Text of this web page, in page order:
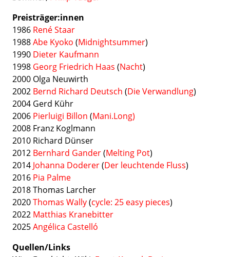
Preisträger:innen
1986 René Staar
1988Abe Kyoko (Midnightsummer)
1990 Dieter Kaufmann
1998 Georg Friedrich Haas (Nacht)
2000 Olga Neuwirth
2002 Bernd Richard Deutsch (Die Verwandlung)
2004 Gerd Kühr
2006 Pierluigi Billon (Mani.Long)
2008 Franz Koglmann
2010 Richard Dünser
2012 Bernhard Gander(Melting Pot)
2014 Johanna Doderer(Der leuchtende Fluss)
2016 Pia Palme
2018 Thomas Larcher
2020Thomas Wally(cycle: 25 easy pieces)
2022 Matthias Kranebitter
2025Angélica Castelló
Quellen/Links